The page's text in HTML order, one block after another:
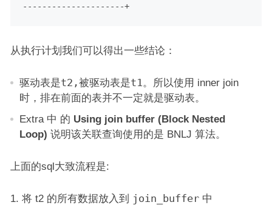
---------------------+
从执行计划我们可以得出一些结论：
驱动表是t2,被驱动表是t1 。所以使用 inner join
时，排在前面的表并不一定就是驱动表。
Extra 中 的 Using join buffer (Block Nested
Loop) 说明该关联查询使用的是 BNLJ 算法。
上面的sql大致流程是:
将 t2 的所有数据放入到 join_buffer中